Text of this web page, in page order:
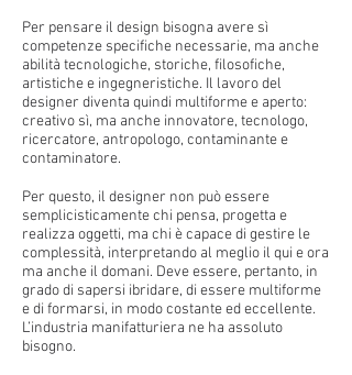
Per pensare il design bisogna avere sì
competenze specifiche necessarie, ma anche
abilità tecnologiche, storiche, filosofiche,
artistiche e ingegneristiche. Il lavoro del
designer diventa quindi multiforme e aperto:
creativo sì, ma anche innovatore, tecnologo,
ricercatore, antropologo, contaminante e
contaminatore.
Per questo, il designer non può essere
semplicisticamente chi pensa, progetta e
realizza oggetti, ma chi è capace di gestire le
complessità, interpretando al meglio il qui e ora
ma anche il domani. Deve essere, pertanto, in
grado di sapersi ibridare, di essere multiforme
e di formarsi, in modo costante ed eccellente.
L’industria manifatturiera ne ha assoluto
bisogno.